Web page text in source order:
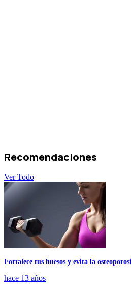
Recomendaciones
Ver Todo
Fortalece tus huesos y evita la
hace 13 años